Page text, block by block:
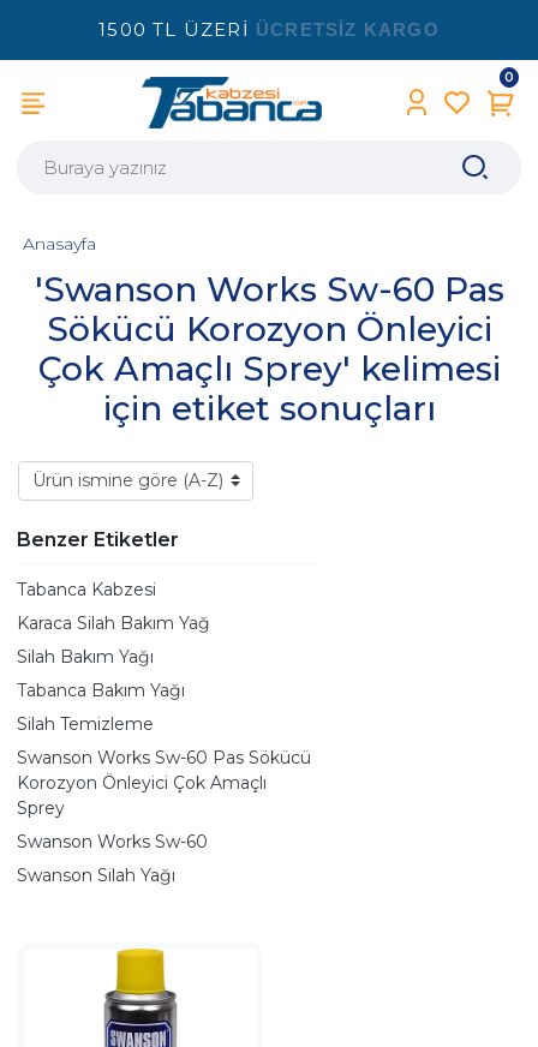
1500 TL ÜZERİ ÜCRETSİZ KARGO
0
'Swanson Works Sw-60 Pas
Sökücü Korozyon Önleyici
Çok Amaçlı Sprey' kelimesi
için etiket sonuçları
Anasayfa
Benzer Etiketler
Tabanca Kabzesi
Karaca Silah Bakım Yağ
Silah Bakım Yağı
Tabanca Bakım Yağı
Silah Temizleme
Swanson Works Sw-60 Pas Sökücü
Korozyon Önleyici Çok Amaçlı
Sprey
Swanson Works Sw-60
Swanson Silah Yağı